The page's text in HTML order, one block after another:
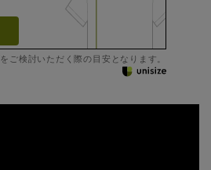
ご検討いただく際の目安となります。